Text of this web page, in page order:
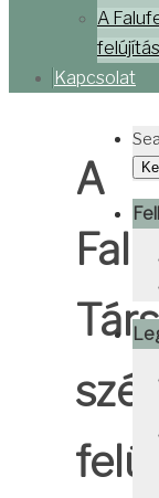
A
Kapcsolat
A